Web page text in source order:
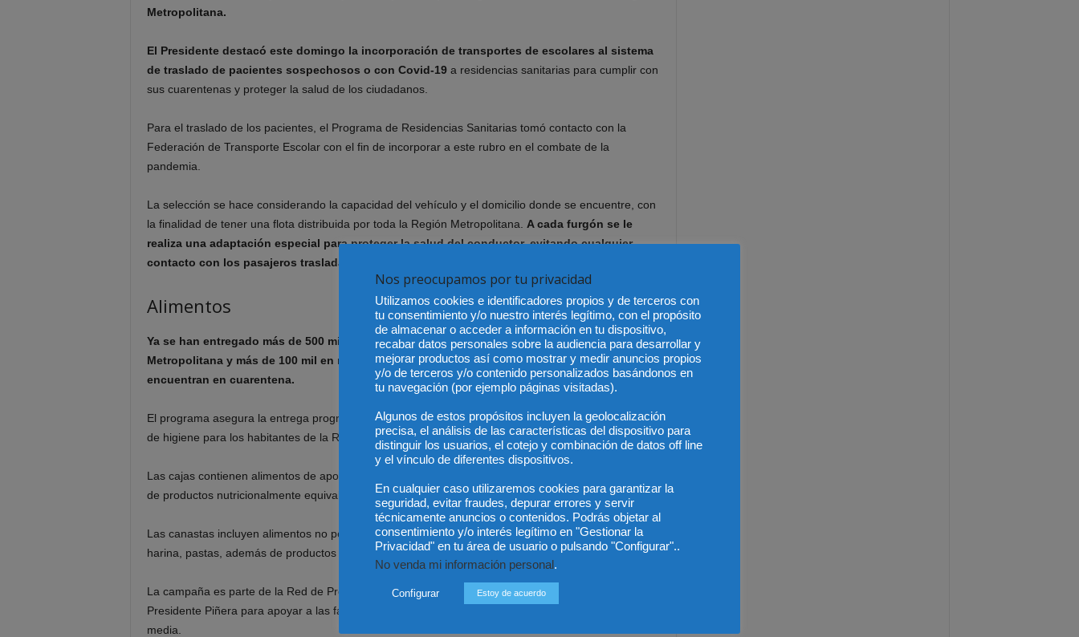
Metropolitana.
El Presidente destacó este domingo la incorporación de transportes de escolares al sistema
de traslado de pacientes sospechosos o con Covid-19a residencias sanitarias para cumplir con
sus cuarentenas y proteger la salud de los ciudadanos.
Para el traslado de los pacientes, el Programa de Residencias Sanitarias tomó contacto con la
Federación de Transporte Escolar con el fin de incorporar a este rubro en el combate de la
pandemia.
La selección se hace considerando la capacidad del vehículo y el domicilio donde se encuentre, con
la finalidad de tener una flota distribuida por toda la Región Metropolitana. A cada furgón se le
realiza una adaptación especial para proteger la salud del conductor, evitando cualquier
contacto con los pasajeros trasladados.
Alimentos
Ya se han entregado más de 500 mil canastas de “Alimentos para Chile” en la Región
Metropolitana y más de 100 mil en regiones en hogares vulnerables y de clase media que se
encuentran en cuarentena.
El programa asegura la entrega progresiva de 1,5 millones de canastas con alimentos y productos
de higiene para los habitantes de la Región Metropolitana, y un millón en regiones.
Las cajas contienen alimentos de aporte proteico y de carbohidratos, con un estándar garantizado
de productos nutricionalmente equivalentes.
Las canastas incluyen alimentos no perecibles, como arroz, legumbres, puré de papas, aceite, atún,
harina, pastas, además de productos de aseo como jabón y detergente.
La campaña es parte de la Red de Protección Social que ha puesto en marcha el Gobierno del
Presidente Piñera para apoyar a las familias chilenas, sobre todo a las más vulnerables y de clase
media.
Nos preocupamos por tu privacidad
Utilizamos cookies e identificadores propios y de terceros con
tu consentimiento y/o nuestro interés legítimo, con el propósito
de almacenar o acceder a información en tu dispositivo,
recabar datos personales sobre la audiencia para desarrollar y
mejorar productos así como mostrar y medir anuncios propios
y/o de terceros y/o contenido personalizados basándonos en
tu navegación (por ejemplo páginas visitadas).
Algunos de estos propósitos incluyen la geolocalización
precisa, el análisis de las características del dispositivo para
distinguir los usuarios, el cotejo y combinación de datos off line
y el vínculo de diferentes dispositivos.
En cualquier caso utilizaremos cookies para garantizar la
seguridad, evitar fraudes, depurar errores y servir
técnicamente anuncios o contenidos. Podrás objetar al
consentimiento y/o interés legítimo en "Gestionar la
Privacidad" en tu área de usuario o pulsando "Configurar"..
No venda mi información personal.
Configurar Estoy de acuerdo